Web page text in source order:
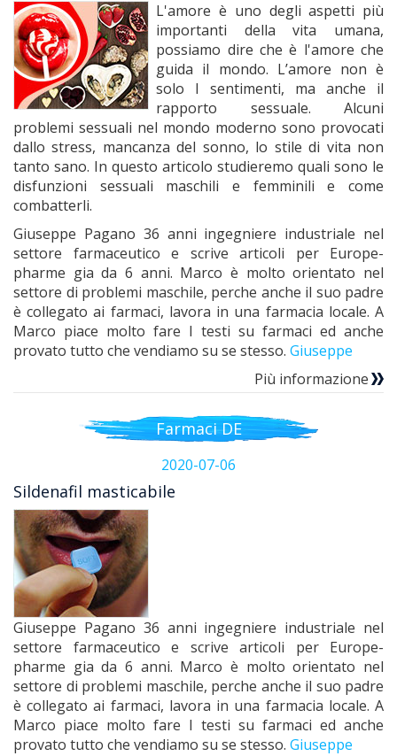
L'amore è uno degli aspetti più
importanti della vita umana,
possiamo dire che è l'amore che
guida il mondo. L’amore non è
solo I sentimenti, ma anche il
rapporto sessuale. Alcuni
problemi sessuali nel mondo moderno sono provocati
dallo stress, mancanza del sonno, lo stile di vita non
tanto sano. In questo articolo studieremo quali sono le
disfunzioni sessuali maschili e femminili e come
combatterli.
Giuseppe Pagano 36 anni ingegniere industriale nel
settore farmaceutico e scrive articoli per Europe-
pharme gia da 6 anni. Marco è molto orientato nel
settore di problemi maschile, perche anche il suo padre
è collegato ai farmaci, lavora in una farmacia locale. A
Marco piace molto fare I testi su farmaci ed anche
provato tutto che vendiamo su se stesso. Giuseppe
Più informazione
Farmaci DE
2020-07-06
Sildenafil masticabile
Giuseppe Pagano 36 anni ingegniere industriale nel
settore farmaceutico e scrive articoli per Europe-
pharme gia da 6 anni. Marco è molto orientato nel
settore di problemi maschile, perche anche il suo padre
è collegato ai farmaci, lavora in una farmacia locale. A
Marco piace molto fare I testi su farmaci ed anche
provato tutto che vendiamo su se stesso. Giuseppe